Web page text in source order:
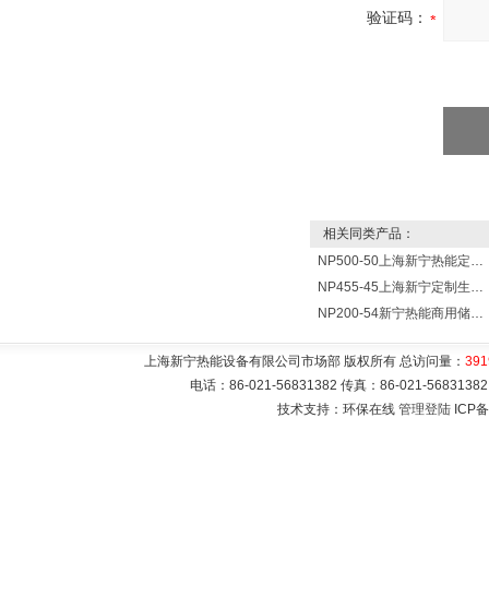
验证码：
相关同类产品：
NP500-50上海新宁热能定制各式不锈钢水箱容器
NP455-45上海新宁定制生产各式不锈钢容器
NP200-54新宁热能商用储水式电热水器V=200升N=54千瓦
上海新宁热能设备有限公司市场部 版权所有 总访问量：
电话：86-021-56831382 传真：86-021-
技术支持：环保在线 管理登陆 ICP